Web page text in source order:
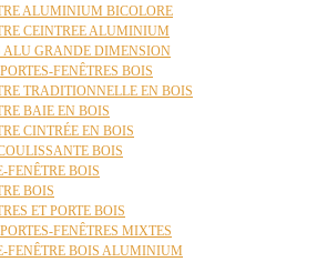
ALUMINIUM BICOLORE
CEINTREE ALUMINIUM
ALU GRANDE DIMENSION
FENÊTRES BOIS
TRADITIONNELLE EN BOIS
BAIE EN BOIS
CINTRÉE EN BOIS
BOIS
FENÊTRE BOIS
BOIS
ET PORTE BOIS
FENÊTRES MIXTES
FENÊTRE BOIS ALUMINIUM